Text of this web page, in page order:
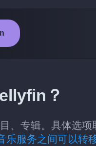
？
、专辑。具体选项
乐服务之间可以转